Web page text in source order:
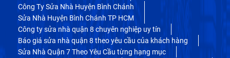
Công Ty Sửa Nhà Huyện Bình Chánh
Sửa Nhà Huyện Bình Chánh TP HCM
Công ty sửa nhà quận 8 chuyên nghiệp uy tín
Báo giá sửa nhà quận 8 theo yêu cầu của khách hàng
Sửa Nhà Quận 7 Theo Yêu Cầu từng hạng mục